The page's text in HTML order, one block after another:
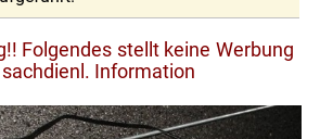
Folgendes stellt keine Werbung
sachdienl. Information